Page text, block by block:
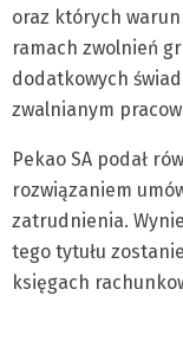
oraz których
ramach zwolnień
dodatkowych
zwalnianym
Pekao SA podał
rozwiązaniem
zatrudnienia.
tego tytułu
księgach